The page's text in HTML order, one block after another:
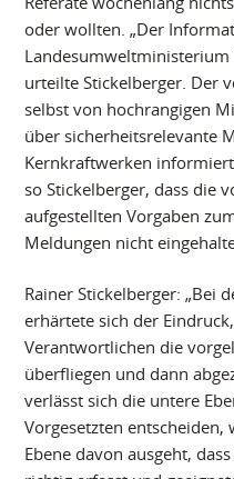
oder wollten. „Der
Landesumweltministerium
urteilte Stickelberger. Der
selbst von hochrangigen
über sicherheitsrelevante
Kernkraftwerken
so Stickelberger, dass die
aufgestellten Vorgaben
Meldungen nicht
Rainer Stickelberger: „Bei
erhärtete sich der
Verantwortlichen die
überfliegen und dann
verlässt sich die untere
Vorgesetzten
Ebene davon ausgeht,